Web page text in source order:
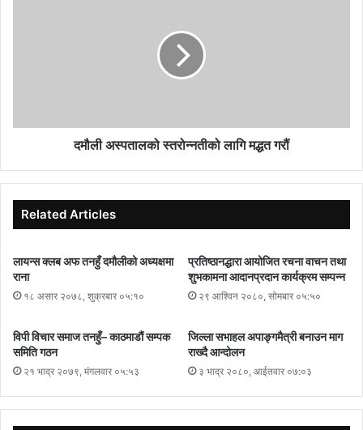
आवेदन दिएको क्षेत्र नं. २ का क्षेत्रीय सभापति चुडामणि खनालले बताउनुभयो ।
प्रत्यक्ष तर्फ चुडामणि खनाल, मिलन आले, मोहन गिरी, इन्द्र आले र जीवनचन्द
ठकुरीले आवेदन दिएका हुन । त्यस्तै समानुपातिक तर्फ इन्दिरा खनाल, निलबहादुर
केन्द्रको संसदीय समितिले उम्मेदवारहरु चयन गर्ने (टिकट दिने) नेपाली कांग्रेस
तनहुँका सचिव लक्ष्मीभक्त खनाल बताउनुहुन्छ । आवेदन धरैको परेपछि काँग्रेस
तनहुँलाई कसरी व्यवस्थापन गर्ने भन्ने टाउको दुखाई भएको छ ।
दमौली अस्पतालको स्तरोन्नतीको लागि मद्धत गरौं
Related Articles
लायन्स क्लब अफ तनहुँ दमौलीको अध्यक्षमा
राना
१८ असार २०७८, शुक्रबार ०५:१०
प्रतिष्ठानद्धारा आयोजित रचना वाचन तथा
शुभकामना आदानप्रदान कार्यक्रम सम्पन्न
२९ आश्विन २०८०, सोमबार ०५:५०
विपी विचार समाज तनहुँ– काठमाडौं सम्पक
समिति गठन
२१ भाद्र २०७९, मंगलवार ०५:५३
जिल्ला सभाहल अपाङ्गमैत्री बनाउन माग
राख्दै आन्दोलन
३ भाद्र २०८०, आईतवार ०७:०३